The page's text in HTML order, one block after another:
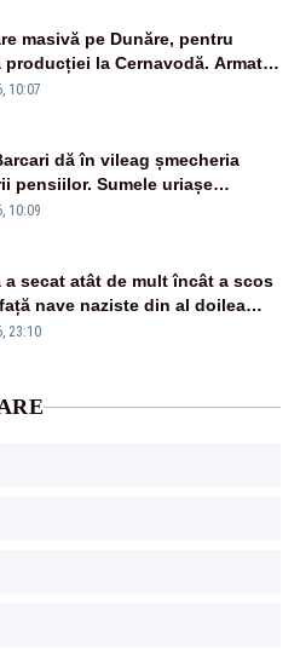
masivă pe Dunăre, pentru
producției la Cernavodă. Armata
o stâncă și va devia apa
10:07
dă în vileag șmecheria
pensiilor. Sumele uriașe
fiecare român
10:09
a secat atât de mult încât a scos
nave naziste din al doilea
23:10